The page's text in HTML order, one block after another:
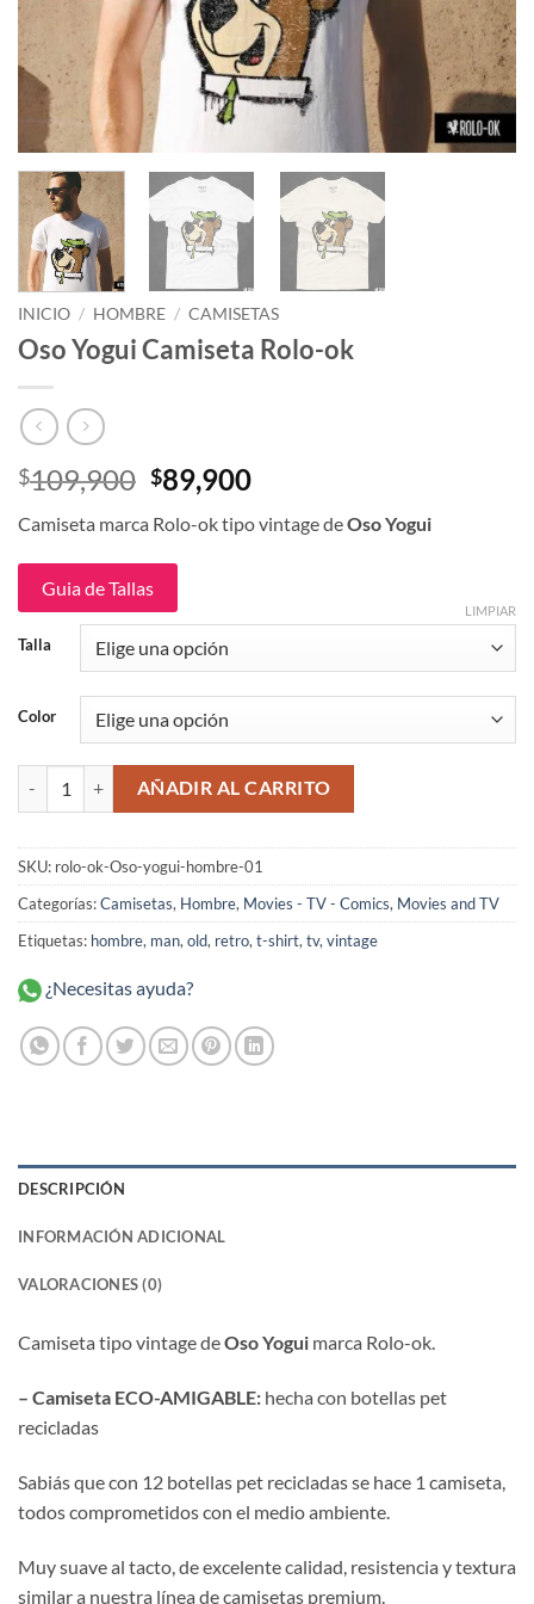
INICIO / HOMBRE / CAMISETAS
Oso Yogui Camiseta Rolo-ok
$109,900 El
precio
original
era:
$109,900.
$89,900El
actual
Camiseta marca Rolo-ok tipo vintage deOso Yogui
Guia de Tallas
Talla
Color
LIMPIAR
Oso Yogui Camiseta Rolo-ok cantidad
AÑADIR AL CARRITO
SKU: rolo-ok-Oso-yogui-hombre-01
Categorías:Camisetas, Hombre, Movies - TV - Comics, Movies and TV
Etiquetas: hombre, man, old, retro, t-shirt, tv, vintage
¿Necesitas ayuda?
DESCRIPCIÓN
INFORMACIÓN ADICIONAL
VALORACIONES (0)
Camiseta tipo vintage deOso Yogui marca Rolo-ok.
– Camiseta ECO-AMIGABLE: hecha con botellas pet
recicladas
Sabiás que con 12 botellas pet recicladas se hace 1 camiseta,
todos comprometidos con el medio ambiente.
Muy suave al tacto, de excelente calidad, resistencia y textura
similar a nuestra línea de camisetas premium.